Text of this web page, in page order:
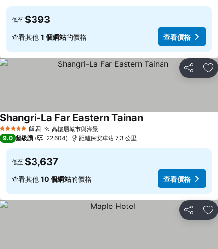
低至 $393
查看其他 1 個網站的價格 查看價格
分享 加
5 星級 飯店 高樓層城市與海景
Shangri-La Far Eastern Tainan
9.0 超級讚 22,604 距離保安車站 7.3 公里
低至 $3,637
查看其他 10 個網站的價格 查看價格
分享 加